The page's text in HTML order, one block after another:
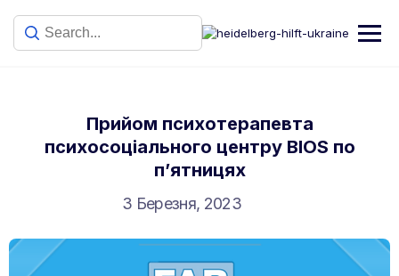
Прийом психотерапевта
психосоціального центру BIOS по
п’ятницях
3 Березня, 2023